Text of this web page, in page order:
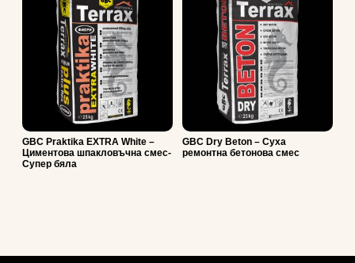
GBC Praktika EXTRA White –
Циментова шпакловъчна смес-
Супер бяла
GBC Dry Beton – Суха
ремонтна бетонова смес